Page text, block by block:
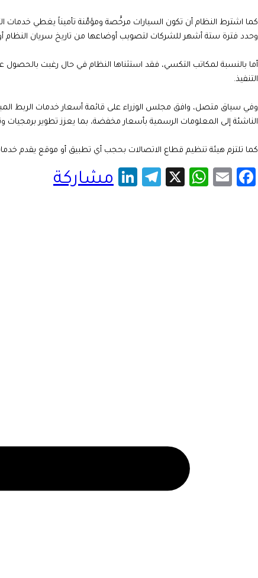
كما اشترط النظام أن تكون السيارات مرخَّصة ومؤمَّنة تأميناً يغطي خدمات
وحدد فترة ستة أشهر للشركات لتصويب أوضاعها من تاريخ سريان النظام أو
التنفيذ.
الناشئة إلى المعلومات الرسمية بأسعار مخفضة، بما يعزز تطوير برمجيات
كما تلتزم هيئة تنظيم قطاع الاتصالات بحجب أي تطبيق أو موقع يقدم
Facebook
Email
WhatsApp
X
Telegram
LinkedIn
مشاركة